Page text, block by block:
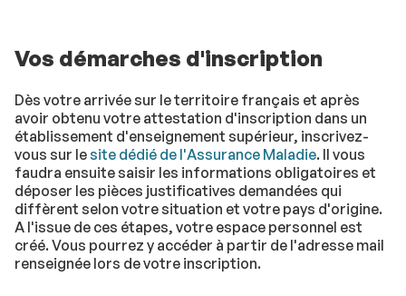
Vos démarches d'inscription
Dès votre arrivée sur le territoire français et après
avoir obtenu votre attestation d'inscription dans un
établissement d'enseignement supérieur, inscrivez-
vous sur lesite dédié de l'Assurance Maladie. Il vous
faudra ensuite saisir les informations obligatoires et
déposer les pièces justificatives demandées qui
diffèrent selon votre situation et votre pays d'origine.
A l'issue de ces étapes, votre espace personnel est
créé. Vous pourrez y accéder à partir de l'adresse mail
renseignée lors de votre inscription.